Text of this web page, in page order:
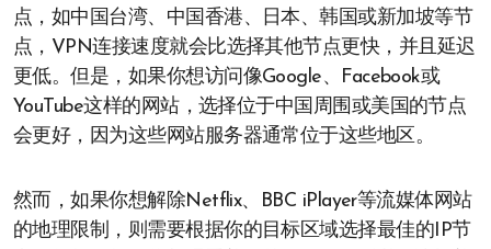
点，如中国台湾、中国香港、日本、韩国或新加坡等节
点，VPN连接速度就会比选择其他节点更快，并且延迟
更低。但是，如果你想访问像Google、Facebook或
YouTube这样的网站，选择位于中国周围或美国的节点
会更好，因为这些网站服务器通常位于这些地区。
然而，如果你想解除Netflix、BBC iPlayer等流媒体网站
的地理限制，则需要根据你的目标区域选择最佳的IP节